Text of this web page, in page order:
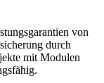
von
durch
mit Modulen